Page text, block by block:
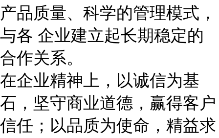
产品质量、科学的管理模式，
与各 企业建立起长期稳定的
合作关系。
在企业精神上，以诚信为基
石，坚守商业道德，赢得客户
信任；以品质为使命，精益求